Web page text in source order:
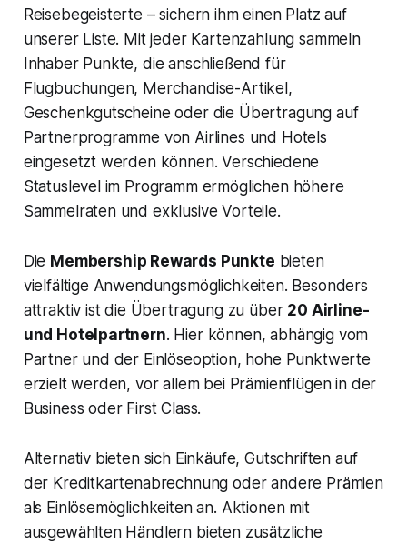
Reisebegeisterte – sichern ihm einen Platz auf
unserer Liste. Mit jeder Kartenzahlung sammeln
Inhaber Punkte, die anschließend für
Flugbuchungen, Merchandise-Artikel,
Geschenkgutscheine oder die Übertragung auf
Partnerprogramme von Airlines und Hotels
eingesetzt werden können. Verschiedene
Statuslevel im Programm ermöglichen höhere
Sammelraten und exklusive Vorteile.
Die Membership Rewards Punkte bieten
vielfältige Anwendungsmöglichkeiten. Besonders
attraktiv ist die Übertragung zu über 20 Airline-
und Hotelpartnern. Hier können, abhängig vom
Partner und der Einlöseoption, hohe Punktwerte
erzielt werden, vor allem bei Prämienflügen in der
Business oder First Class.
Alternativ bieten sich Einkäufe, Gutschriften auf
der Kreditkartenabrechnung oder andere Prämien
als Einlösemöglichkeiten an. Aktionen mit
ausgewählten Händlern bieten zusätzliche